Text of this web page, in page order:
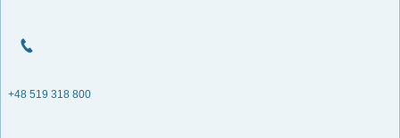
+48 519 318 800